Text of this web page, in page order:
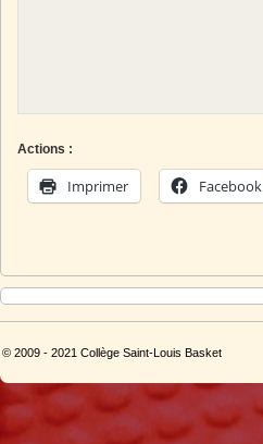
Actions :
Imprimer Facebook
© 2009 - 2021 Collège Saint-Louis Basket